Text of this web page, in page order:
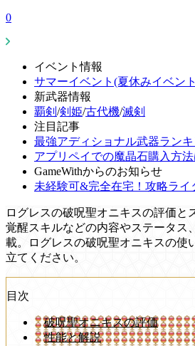
0
イベント情報
サマーイベント(夏休みイベン
新武器情報
覇剣 /剣姫/古代機/滅剣
注目記事
最強アディショナル武器ラン
アプリペイでの魔晶石購入方
GameWithからのお知らせ
未経験可&完全在宅！攻略ライ
ログレスの破呪聖オニキスの評価と
覚醒スキルなどの内容やステータス
載。ログレスの破呪聖オニキスの使
立てください。
目次
破呪聖オニキスの評価
性能と解説